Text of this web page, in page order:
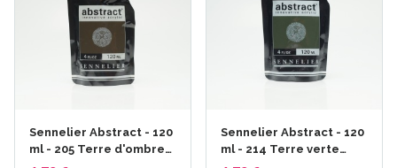
Sennelier Abstract - 120
ml - 205 Terre d'ombre
Sennelier Abstract - 120
ml - 214 Terre verte